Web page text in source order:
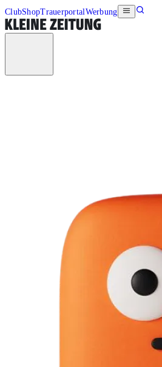
ClubShopTrauerportalWerbung